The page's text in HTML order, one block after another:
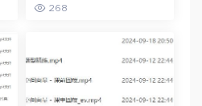
教程
268